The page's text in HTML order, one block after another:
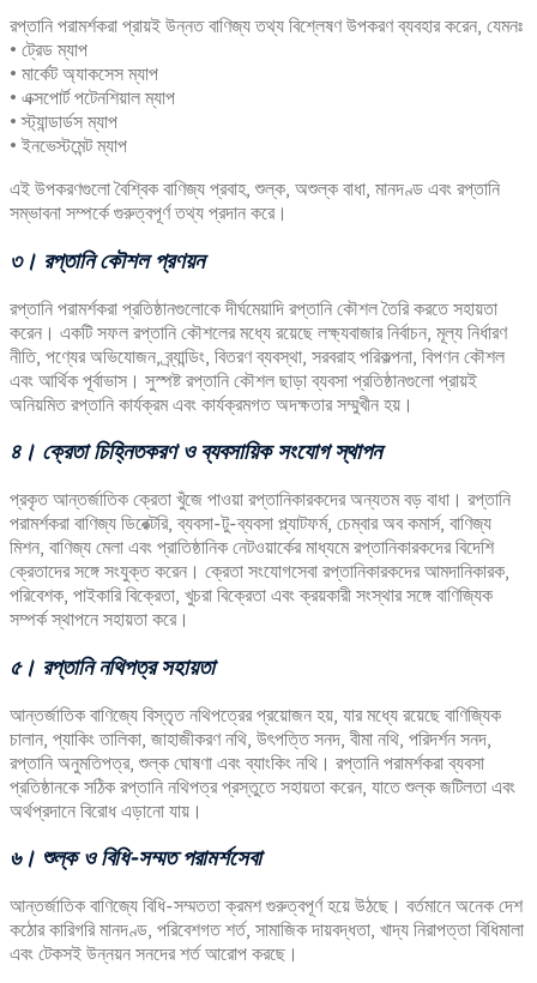
রপ্তানি পরামর্শকরা প্রায়ই উন্নত বাণিজ্য তথ্য বিশ্লেষণ উপকরণ ব্যবহার করেন, যেমনঃ
• ট্রেড ম্যাপ
• মার্কেট অ্যাকসেস ম্যাপ
• এক্সপোর্ট পটেনশিয়াল ম্যাপ
• স্ট্যান্ডার্ডস ম্যাপ
• ইনভেস্টমেন্ট ম্যাপ
এই উপকরণগুলো বৈশ্বিক বাণিজ্য প্রবাহ, শুল্ক, অশুল্ক বাধা, মানদণ্ড এবং রপ্তানি
সম্ভাবনা সম্পর্কে গুরুত্বপূর্ণ তথ্য প্রদান করে।
৩। রপ্তানি কৌশল প্রণয়ন
রপ্তানি পরামর্শকরা প্রতিষ্ঠানগুলোকে দীর্ঘমেয়াদি রপ্তানি কৌশল তৈরি করতে সহায়তা
করেন। একটি সফল রপ্তানি কৌশলের মধ্যে রয়েছে লক্ষ্যবাজার নির্বাচন, মূল্য নির্ধারণ
নীতি, পণ্যের অভিযোজন, ব্র্যান্ডিং, বিতরণ ব্যবস্থা, সরবরাহ পরিকল্পনা, বিপণন কৌশল
এবং আর্থিক পূর্বাভাস। সুস্পষ্ট রপ্তানি কৌশল ছাড়া ব্যবসা প্রতিষ্ঠানগুলো প্রায়ই
অনিয়মিত রপ্তানি কার্যক্রম এবং কার্যক্রমগত অদক্ষতার সম্মুখীন হয়।
৪। ক্রেতা চিহ্নিতকরণ ও ব্যবসায়িক সংযোগ স্থাপন
প্রকৃত আন্তর্জাতিক ক্রেতা খুঁজে পাওয়া রপ্তানিকারকদের অন্যতম বড় বাধা। রপ্তানি
পরামর্শকরা বাণিজ্য ডিরেক্টরি, ব্যবসা-টু-ব্যবসা প্ল্যাটফর্ম, চেম্বার অব কমার্স, বাণিজ্য
মিশন, বাণিজ্য মেলা এবং প্রাতিষ্ঠানিক নেটওয়ার্কের মাধ্যমে রপ্তানিকারকদের বিদেশি
ক্রেতাদের সঙ্গে সংযুক্ত করেন। ক্রেতা সংযোগসেবা রপ্তানিকারকদের আমদানিকারক,
পরিবেশক, পাইকারি বিক্রেতা, খুচরা বিক্রেতা এবং ক্রয়কারী সংস্থার সঙ্গে বাণিজ্যিক
সম্পর্ক স্থাপনে সহায়তা করে।
৫। রপ্তানি নথিপত্র সহায়তা
আন্তর্জাতিক বাণিজ্যে বিস্তৃত নথিপত্রের প্রয়োজন হয়, যার মধ্যে রয়েছে বাণিজ্যিক
চালান, প্যাকিং তালিকা, জাহাজীকরণ নথি, উৎপত্তি সনদ, বীমা নথি, পরিদর্শন সনদ,
রপ্তানি অনুমতিপত্র, শুল্ক ঘোষণা এবং ব্যাংকিং নথি। রপ্তানি পরামর্শকরা ব্যবসা
প্রতিষ্ঠানকে সঠিক রপ্তানি নথিপত্র প্রস্তুতে সহায়তা করেন, যাতে শুল্ক জটিলতা এবং
অর্থপ্রদানে বিরোধ এড়ানো যায়।
৬। শুল্ক ও বিধি-সম্মত পরামর্শসেবা
আন্তর্জাতিক বাণিজ্যে বিধি-সম্মততা ক্রমশ গুরুত্বপূর্ণ হয়ে উঠছে। বর্তমানে অনেক দেশ
কঠোর কারিগরি মানদণ্ড, পরিবেশগত শর্ত, সামাজিক দায়বদ্ধতা, খাদ্য নিরাপত্তা বিধিমালা
এবং টেকসই উন্নয়ন সনদের শর্ত আরোপ করছে।